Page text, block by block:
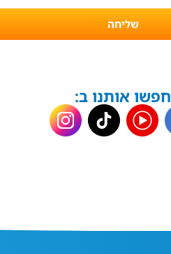
שליחה
חפשו אותנו ב: